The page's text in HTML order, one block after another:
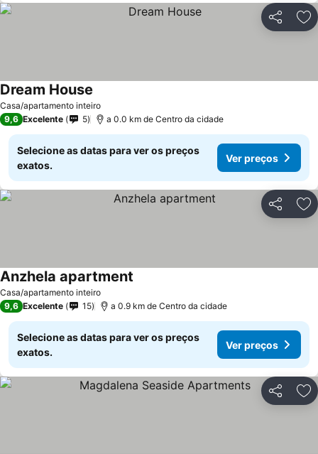
Partilhar
Casa/apartamento inteiro
Dream House
9,6 Excelente 5 a 0.0 km de Centro da cidade
Selecione as datas para ver os preços
exatos.
Ver preços
Partilhar
Casa/apartamento inteiro
Anzhela apartment
9,6 Excelente 15 a 0.9 km de Centro da cidade
Selecione as datas para ver os preços
exatos.
Ver preços
Partilhar